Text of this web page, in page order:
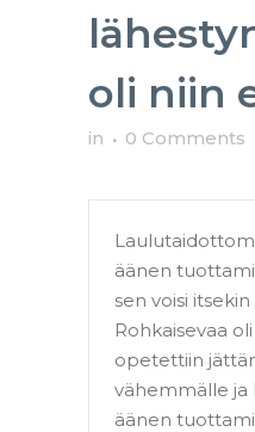
oli niin
in 0 Comments
äänen
sen voisi itsekin
Rohkaisevaa
opetettiin
vähemmälle ja
äänen